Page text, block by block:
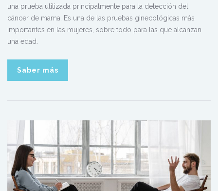
una prueba utilizada principalmente para la detección del
cáncer de mama. Es una de las pruebas ginecológicas más
importantes en las mujeres, sobre todo para las que alcanzan
una edad.
Saber más